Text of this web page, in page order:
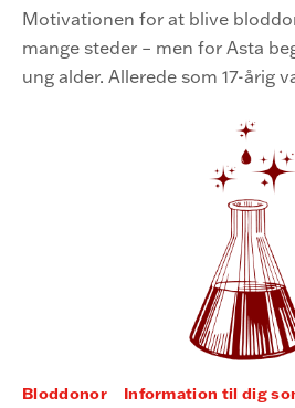
Motivationen for at blive
mange steder – men for Asta
ung alder. Allerede som 17-årig
hjælpe sin farfar, der lever med
Bloddonor Information til dig